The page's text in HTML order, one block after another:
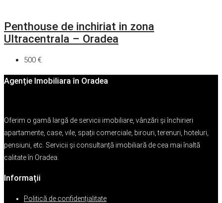
Penthouse de inchiriat in zona
Ultracentrala – Oradea
500 €
Agenție Imobiliara în Oradea
Oferim o gamă largă de servicii imobiliare, vânzări și închirieri
apartamente, case, vile, spații comerciale, birouri, terenuri, hoteluri,
pensiuni, etc. Servicii și consultanță imobiliară de cea mai înaltă
calitate în Oradea.
Informații
Politică de confidențialitate